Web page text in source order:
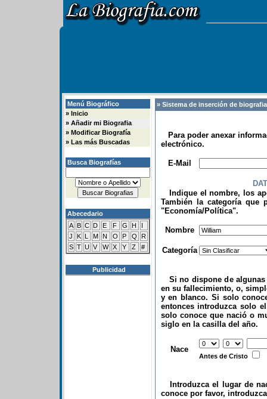
Menú Biográfico
» Inicio
» Añadir mi Biografia
» Modificar Biografía
» Las más Buscadas
Busca Biografías
Abecedario
A B C D E F G H
I
J
K L M N O P Q
R
S T U V W X Y Z #
Publicidad
» Sistema de inserción de
Para poder anexar
electrónico.
E-Mail
Indique el nombre, los
También la categoría que
"Economía/Política".
Nombre
Categoría
Si no dispone de algunas
en su fallecimiento, o,
y en blanco. Si solo
entonces introduzca solo
solo conoce que nació o
siglo en la casilla del año.
Nace
Antes de Cristo
Introduzca el lugar de
conoce por favor,